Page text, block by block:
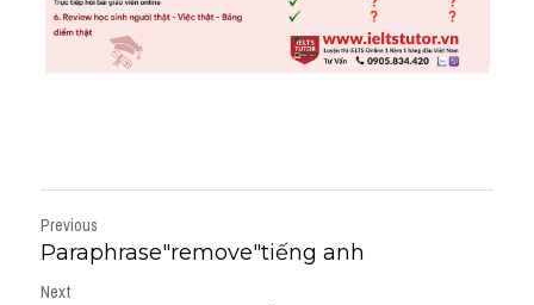
Previous
Paraphrase"remove"tiếng anh
Next